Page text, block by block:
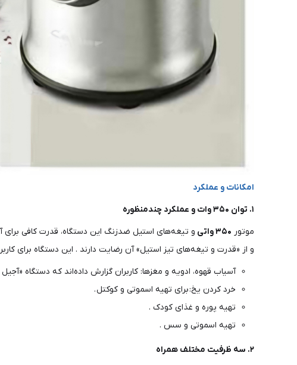
امکانات و عملکرد
۱. توان ۳۵۰ وات و عملکرد چندمنظوره
موتور ۳۵۰ واتی
و تیغه‌های استیل ضدزنگ این دستگاه، قدرت کافی برای
و از «قدرت و تیغه‌های تیز استیل» آن رضایت دارند . این دستگاه برای
آسیاب قهوه، ادویه و مغزها: کاربران گزارش داده‌اند که دستگاه
خرد کردن یخ: برای تهیه اسموتی و کوکتل .
تهیه پوره و غذای کودک .
تهیه اسموتی و سس .
۲. سه ظرفیت مختلف همراه